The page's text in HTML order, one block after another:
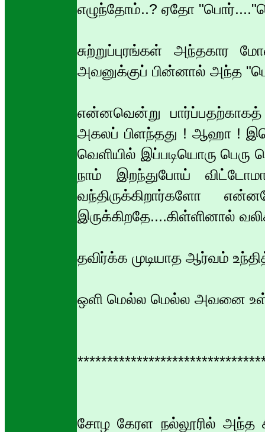
எழுந்தோம்..? ஏதோ
சுற்றுப்புரங்கள் அந்தகார
அவனுக்குப் பின்னால் அந்த
என்னவென்று பார்ப்பதற்காகத்
அகலப் பிளந்தது ! ஆஹா !
வெளியில் இப்படியொரு
நாம் இறந்துபோய்
வந்திருக்கிறார்களோ
இருக்கிறதே....கிள்ளினால்
தவிர்க்க முடியாத ஆர்வம்
ஒளி மெல்ல மெல்ல அவனை
சோழ கேரள நல்லூரில் அந்த